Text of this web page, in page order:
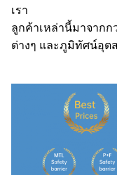
เรา
ลูกค้าเหล่านี้มาจากก
ต่างๆ และภูมิทัศน์อุต